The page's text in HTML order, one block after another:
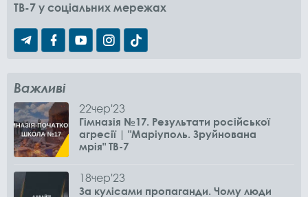
TB-7 у соціальних мережах
Важливі
22чер'23
Гімназія №17. Результати російської
агресії | "Маріуполь. Зруйнована
мрія" ТВ-7
18чер'23
За кулісами пропаганди. Чому люди